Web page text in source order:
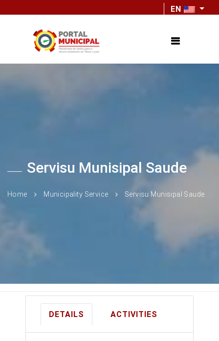
EN
Servisu Munisipal Saude
Home Municipality Service Servisu Munisipal Saude
DETAILS ACTIVITIES